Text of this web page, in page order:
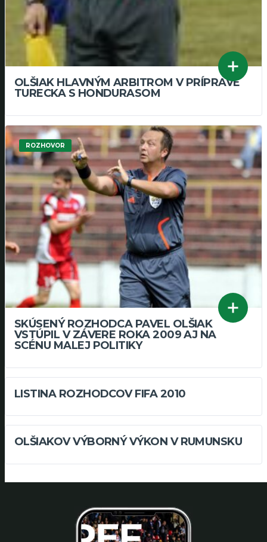
OLŠIAK HLAVNÝM ARBITROM V PRÍPRAVE
TURECKA S HONDURASOM
ROZHOVOR
SKÚSENÝ ROZHODCA PAVEL OLŠIAK
VSTÚPIL V ZÁVERE ROKA 2009 AJ NA
SCÉNU MALEJ POLITIKY
LISTINA ROZHODCOV FIFA 2010
OLŠIAKOV VÝBORNÝ VÝKON V RUMUNSKU